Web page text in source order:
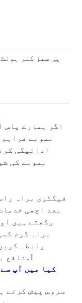
اگر ہمارے پاس
نمونے
ادائیگی
نمونے کی
فیکٹری براہ
بعد اچھی
رکھتے ہیں
براہ کرم
رابطہ
منافع بخش کاروباری تعلقات شروع کریں!
کیا میں آپ
ہم آپ کے لئے نجی لیبل کر سکتے ہیں.